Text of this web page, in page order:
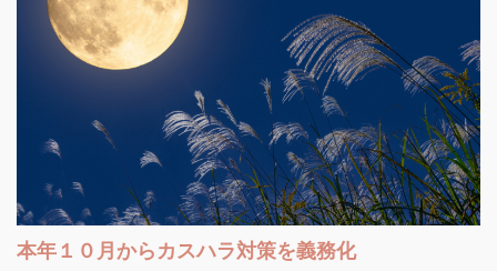
本年１０月からカスハラ対策を義務化